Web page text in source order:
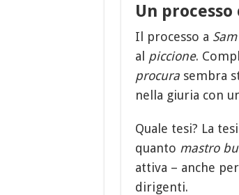
Un
Il processo a
al piccione.
procurasembra
nella giuria con
Quale tesi? La
quanto mastro
attiva – anche
dirigenti.